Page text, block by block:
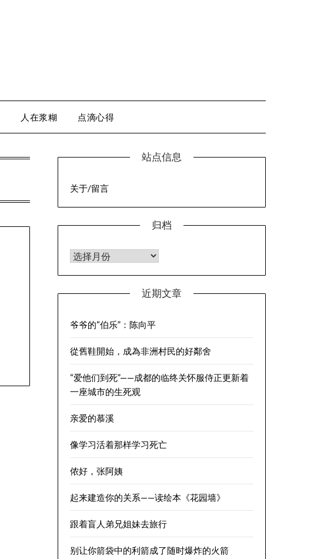
人在浆糊 点滴心得
站点信息
关于/留言
归档
归档
近期文章
爷爷的“伯乐”：陈向平
從舊鞋開始，成為非洲村民的好鄰舍
“爱他们到死”——成都的临终关怀服侍正更新着
一座城市的生死观
亲爱的慕溪
像学习活着那样学习死亡
侬好，张阿姨
起来建造你的关系——读绘本《花园墙》
跟着盲人弟兄姐妹去旅行
别让你箭袋中的利箭成了随时爆炸的火箭